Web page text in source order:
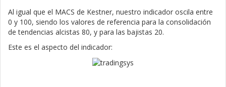
Al igual que el MACS de Kestner, nuestro indicador oscila entre
0 y 100, siendo los valores de referencia para la consolidación
de tendencias alcistas 80, y para las bajistas 20.
Este es el aspecto del indicador: